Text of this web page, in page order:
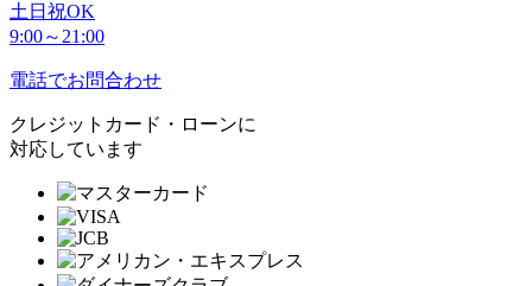
土日祝OK
9:00～21:00
電話でお問合わせ
クレジットカード・ローンに
対応しています